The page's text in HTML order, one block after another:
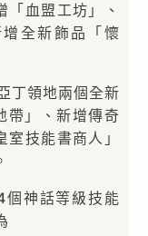
血盟工坊」、
全新飾品「懷
丁領地兩個全新
帶」、新增傳奇
技能書商人」
神話等級技能